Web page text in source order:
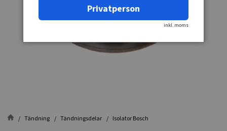
Tändning Tändningsdelar Isolator Bosch
Privatperson
inkl. moms